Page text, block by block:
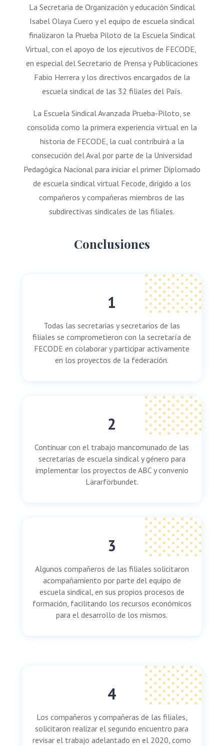
La Secretaria de Organización y educación Sindical
Isabel Olaya Cuero y el equipo de escuela sindical
finalizaron la Prueba Piloto de la Escuela Sindical
Virtual, con el apoyo de los ejecutivos de FECODE,
en especial del Secretario de Prensa y Publicaciones
Fabio Herrera y los directivos encargados de la
escuela sindical de las 32 filiales del País.
La Escuela Sindical Avanzada Prueba-Piloto, se
consolida como la primera experiencia virtual en la
historia de FECODE, la cual contribuirá a la
consecución del Aval por parte de la Universidad
Pedagógica Nacional para iniciar el primer Diplomado
de escuela sindical virtual Fecode, dirigido a los
compañeros y compañeras miembros de las
subdirectivas sindicales de las filiales.
Conclusiones
1
Todas las secretarias y secretarios de las
filiales se comprometieron con la secretaría de
FECODE en colaborar y participar activamente
en los proyectos de la federación.
2
Continuar con el trabajo mancomunado de las
secretarias de escuela sindical y género para
implementar los proyectos de ABC y convenio
Lärarförbundet.
3
Algunos compañeros de las filiales solicitaron
acompañamiento por parte del equipo de
escuela sindical, en sus propios procesos de
formación, facilitando los recursos económicos
para el desarrollo de los mismos.
4
Los compañeros y compañeras de las filiales,
solicitaron realizar el segundo encuentro para
revisar el trabajo adelantado en el 2020, como